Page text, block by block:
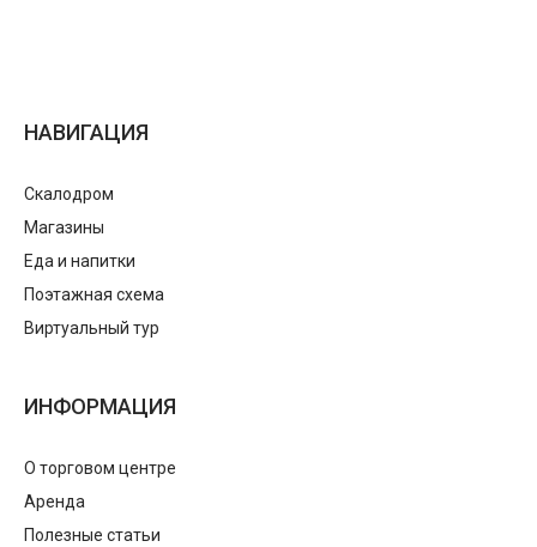
НАВИГАЦИЯ
Скалодром
Магазины
Еда и напитки
Поэтажная схема
Виртуальный тур
ИНФОРМАЦИЯ
О торговом центре
Аренда
Полезные статьи